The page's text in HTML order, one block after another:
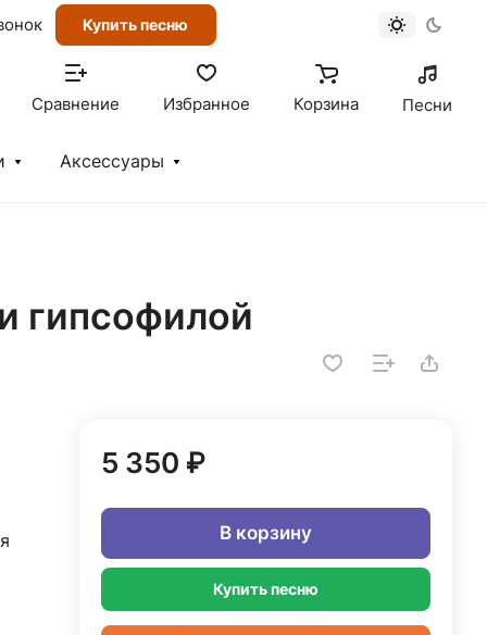
Купить песню
Сравнение Избранное Корзина Песни
Аксессуары
гипсофилой
5 350 ₽
В корзину
Купить песню